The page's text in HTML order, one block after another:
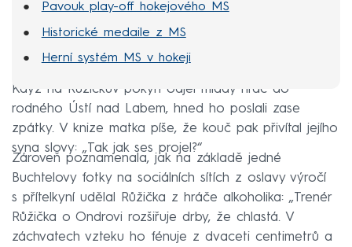
Pavouk play-off hokejového MS
Historické medaile z MS
Herní systém MS v hokeji
Když na Růžičkův pokyn odjel mladý hráč do
rodného Ústí nad Labem, hned ho poslali zase
zpátky. V knize matka píše, že kouč pak přivítal jejího
syna slovy: „Tak jak ses projel?“
Zároveň poznamenala, jak na základě jedné
Buchtelovy fotky na sociálních sítích z oslavy výročí
s přítelkyní udělal Růžička z hráče alkoholika: „Trenér
Růžička o Ondrovi rozšiřuje drby, že chlastá. V
záchvatech vzteku ho fénuje z dvaceti centimetrů a